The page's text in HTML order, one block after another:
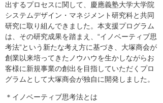
出するプロセスに関して、慶應義塾大学大学院
システムデザイン・マネジメント研究科と共同
研究に取り組んできました。本支援プログラム
は、その研究成果を踏まえ、“イノベーティブ思
考法”という新たな考え方に基づき、大塚商会が
創業以来培ってきたノウハウを生かしながらお
客様に新規事業の創出を目指していただくプロ
グラムとして大塚商会が独自に開発しました。
＊イノベーティブ思考法とは